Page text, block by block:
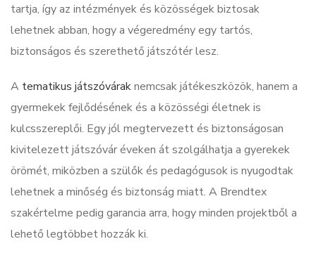
tartja, így az intézmények és közösségek biztosak
lehetnek abban, hogy a végeredmény egy tartós,
biztonságos és szerethető játszótér lesz.
A tematikus játszóváraknemcsak játékeszközök, hanem a
gyermekek fejlődésének és a közösségi életnek is
kulcsszereplői. Egy jól megtervezett és biztonságosan
kivitelezett játszóvár éveken át szolgálhatja a gyerekek
örömét, miközben a szülők és pedagógusok is nyugodtak
lehetnek a minőség és biztonság miatt. A Brendtex
szakértelme pedig garancia arra, hogy minden projektből a
lehető legtöbbet hozzák ki.